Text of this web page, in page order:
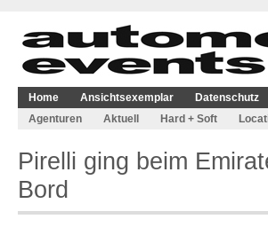
Home Ansichtsexemplar Datenschutz
Agenturen
Aktuell Hard + Soft
Pirelli ging beim
Bord